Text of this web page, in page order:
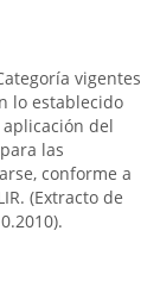
vigentes
lo establecido
aplicación del
las
conforme a
(Extracto de